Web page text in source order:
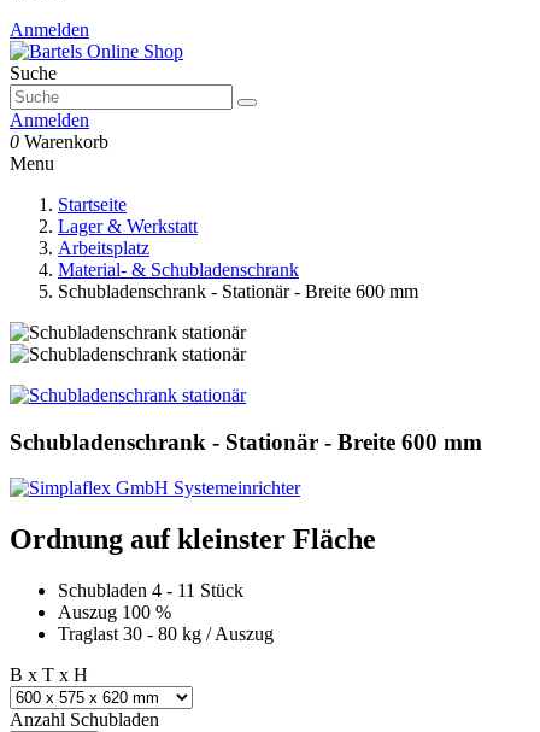
Anmelden
Suche
Anmelden
0 Warenkorb
Menu
Startseite
Lager & Werkstatt
Arbeitsplatz
Material- & Schubladenschrank
Schubladenschrank - Stationär - Breite 600 mm
Schubladenschrank - Stationär - Breite 600 mm
Ordnung auf kleinster Fläche
Schubladen 4 - 11 Stück
Auszug 100 %
Traglast 30 - 80 kg / Auszug
B x T x H
Anzahl Schubladen